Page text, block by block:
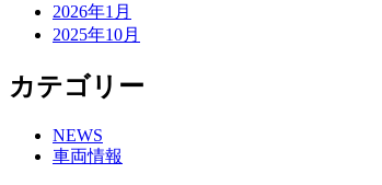
2026年1月
2025年10月
カテゴリー
NEWS
車両情報